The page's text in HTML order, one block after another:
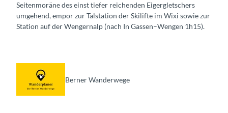
Seitenmoräne des einst tiefer reichenden Eigergletschers
umgehend, empor zur Talstation der Skilifte im Wixi sowie zur
Station auf der Wengernalp (nach In Gassen–Wengen 1h15).
Berner Wanderwege